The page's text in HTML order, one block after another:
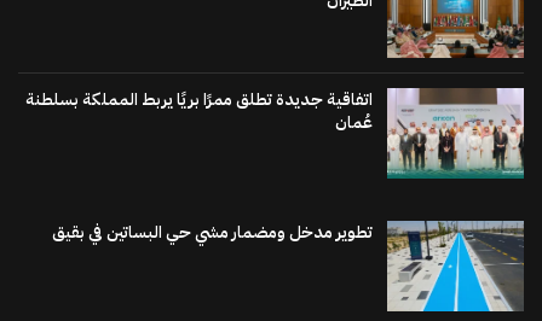
اتفاقية جديدة تطلق ممرًا بريًا يربط المملكة بسلطنة
عُمان
تطوير مدخل ومضمار مشي حي البساتين في بقيق